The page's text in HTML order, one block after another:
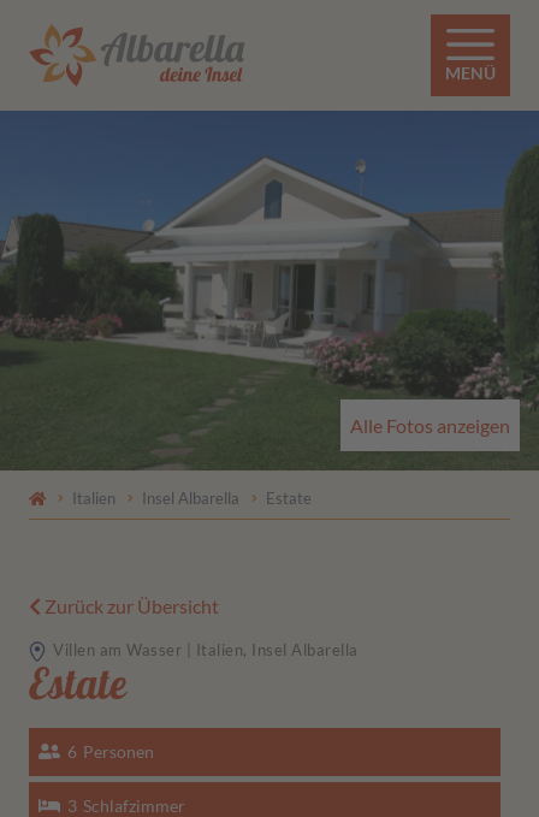
MENÜ
Alle Fotos anzeigen
Italien Insel Albarella Estate
Zurück zur Übersicht
Villen am Wasser | Italien, Insel Albarella
Estate
Personen
6
Schlafzimmer
3